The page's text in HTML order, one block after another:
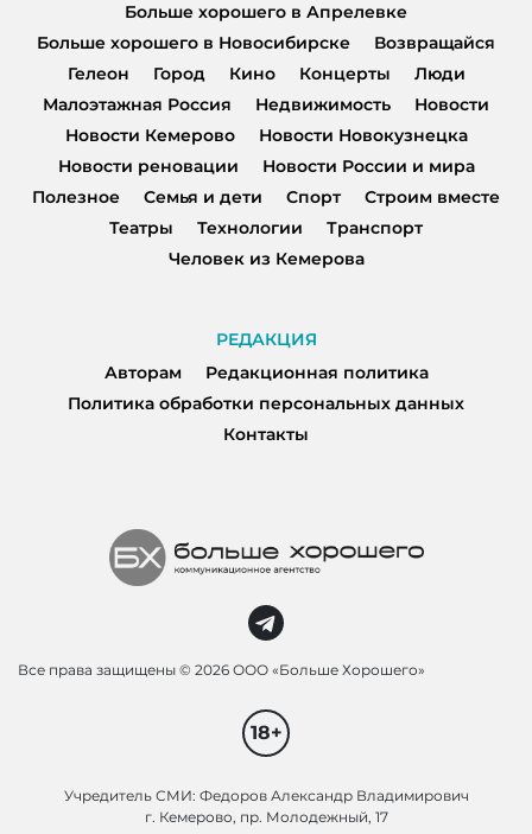
Больше хорошего в Апрелевке
Больше хорошего в Новосибирске
Возвращайся
Гелеон
Город Кино Концерты
Люди
Малоэтажная Россия
Недвижимость
Новости
Новости Кемерово
Новости Новокузнецка
Новости реновации
Новости России и мира
Полезное
Семья и дети Спорт
Строим вместе
Театры
Технологии
Транспорт
Человек из Кемерова
РЕДАКЦИЯ
Авторам
Редакционная политика
Политика обработки персональных данных
Контакты
Все права защищены © 2026 ООО «Больше Хорошего»
18+
Учредитель СМИ: Федоров Александр Владимирович
г. Кемерово, пр. Молодежный, 17